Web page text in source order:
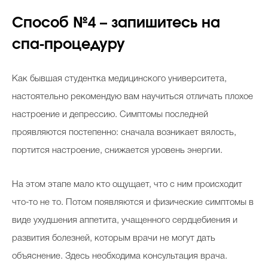
Способ №4 – запишитесь на
спа-процедуру
Как бывшая студентка медицинского университета,
настоятельно рекомендую вам научиться отличать плохое
настроение и депрессию. Симптомы последней
проявляются постепенно: сначала возникает вялость,
портится настроение, снижается уровень энергии.
На этом этапе мало кто ощущает, что с ним происходит
что-то не то. Потом появляются и физические симптомы в
виде ухудшения аппетита, учащенного сердцебиения и
развития болезней, которым врачи не могут дать
объяснение. Здесь необходима консультация врача.